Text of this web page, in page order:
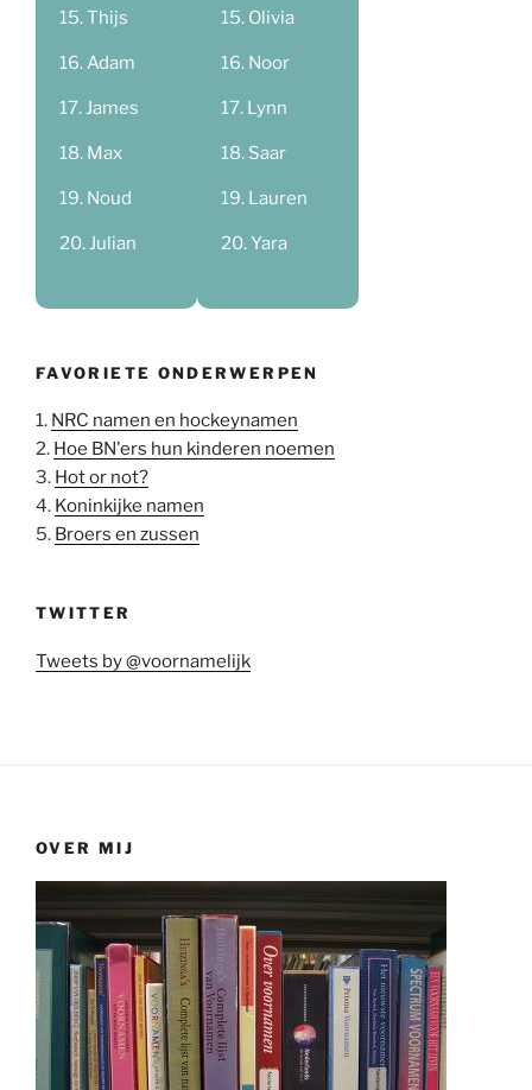
Thijs
Adam
James
Max
Noud
Julian
Olivia
Noor
Lynn
Saar
Lauren
Yara
FAVORIETE ONDERWERPEN
1. NRC namen en hockeynamen
2. Hoe BN'ers hun kinderen noemen
3. Hot or not?
4. Koninkijke namen
5. Broers en zussen
TWITTER
Tweets by @voornamelijk
OVER MIJ